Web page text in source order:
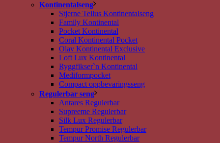
Kontinentalseng
Stjerne Tellus Kontinentalseng
Family Kontinental
Pocket Kontinental
Coral Kontinental Pocket
Olav Kontinental Exclusive
Loft Lux Kontinental
Ryggfikser`n Kontinental
Mediformpocket
Compact oppbevaringsseng
Regulerbar seng
Antares Regulerbar
Supreeme Regulerbar
Silk Lux Regulerbar
Tempur Promise Regulerbar
Tempur North Regulerbar